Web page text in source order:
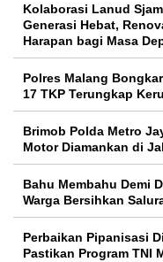
Kolaborasi Lanud
Generasi Hebat,
Harapan bagi Masa
Polres Malang
17 TKP Terungkap
Brimob Polda Metro
Motor Diamankan di
Bahu Membahu Demi
Warga Bersihkan
Perbaikan Pipanisasi
Pastikan Program TNI